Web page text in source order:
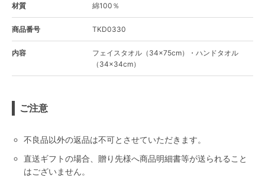
材質 綿100％
商品番号 TKD0330
内容
フェイスタオル（34×75cm）・ハンドタオル
（34×34cm）
ご注意
不良品以外の返品は不可とさせていただきます。
直送ギフトの場合、贈り先様へ商品明細書等が送られること
はございません。